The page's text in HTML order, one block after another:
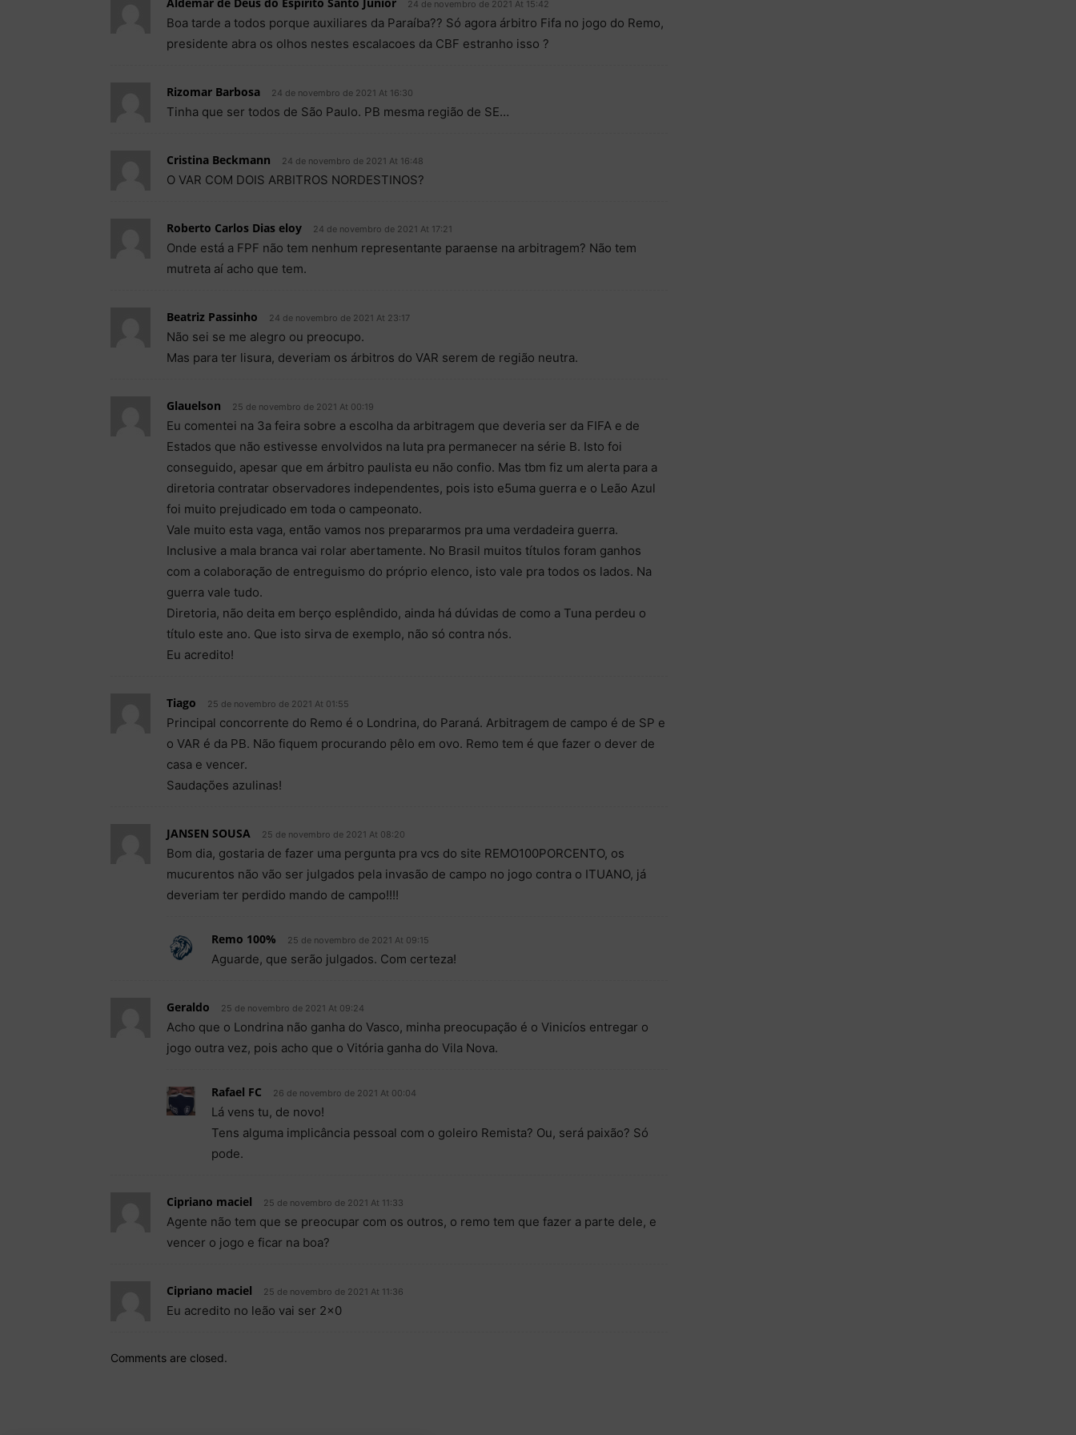
24 de novembro de 2021 At 15:42
Boa tarde a todos porque auxiliares da Paraíba?? Só agora árbitro Fifa no jogo do Remo,
presidente abra os olhos nestes escalacoes da CBF estranho isso ?
Rizomar Barbosa 24 de novembro de 2021 At 16:30
Tinha que ser todos de São Paulo. PB mesma região de SE…
Cristina Beckmann 24 de novembro de 2021 At 16:48
O VAR COM DOIS ARBITROS NORDESTINOS?
Roberto Carlos Dias eloy 24 de novembro de 2021 At 17:21
Onde está a FPF não tem nenhum representante paraense na arbitragem? Não tem
mutreta aí acho que tem.
Beatriz Passinho 24 de novembro de 2021 At 23:17
Não sei se me alegro ou preocupo.
Mas para ter lisura, deveriam os árbitros do VAR serem de região neutra.
Glauelson 25 de novembro de 2021 At 00:19
Eu comentei na 3a feira sobre a escolha da arbitragem que deveria ser da FIFA e de
Estados que não estivesse envolvidos na luta pra permanecer na série B. Isto foi
conseguido, apesar que em árbitro paulista eu não confio. Mas tbm fiz um alerta para a
diretoria contratar observadores independentes, pois isto e5uma guerra e o Leão Azul
foi muito prejudicado em toda o campeonato.
Vale muito esta vaga, então vamos nos prepararmos pra uma verdadeira guerra.
Inclusive a mala branca vai rolar abertamente. No Brasil muitos títulos foram ganhos
com a colaboração de entreguismo do próprio elenco, isto vale pra todos os lados. Na
guerra vale tudo.
Diretoria, não deita em berço esplêndido, ainda há dúvidas de como a Tuna perdeu o
título este ano. Que isto sirva de exemplo, não só contra nós.
Eu acredito!
Tiago 25 de novembro de 2021 At 01:55
Principal concorrente do Remo é o Londrina, do Paraná. Arbitragem de campo é de SP e
o VAR é da PB. Não fiquem procurando pêlo em ovo. Remo tem é que fazer o dever de
casa e vencer.
Saudações azulinas!
JANSEN SOUSA 25 de novembro de 2021 At 08:20
Bom dia, gostaria de fazer uma pergunta pra vcs do site REMO100PORCENTO, os
mucurentos não vão ser julgados pela invasão de campo no jogo contra o ITUANO, já
deveriam ter perdido mando de campo!!!!
Remo 100% 25 de novembro de 2021 At 09:15
Aguarde, que serão julgados. Com certeza!
Geraldo 25 de novembro de 2021 At 09:24
Acho que o Londrina não ganha do Vasco, minha preocupação é o Vinicíos entregar o
jogo outra vez, pois acho que o Vitória ganha do Vila Nova.
Rafael FC 26 de novembro de 2021 At 00:04
Lá vens tu, de novo!
Tens alguma implicância pessoal com o goleiro Remista? Ou, será paixão? Só
pode.
Cipriano maciel 25 de novembro de 2021 At 11:33
Agente não tem que se preocupar com os outros, o remo tem que fazer a parte dele, e
vencer o jogo e ficar na boa?
Cipriano maciel 25 de novembro de 2021 At 11:36
Eu acredito no leão vai ser 2×0
Comments are closed.